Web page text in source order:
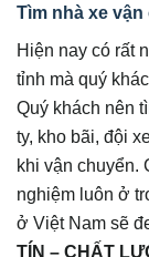
Tìm nhà xe
Hiện nay có rất
tỉnh mà quý
Quý khách nên
ty, kho bãi, đội
khi vận chuyển.
nghiệm luôn ở
ở Việt Nam sẽ
TÍN – CHẤT